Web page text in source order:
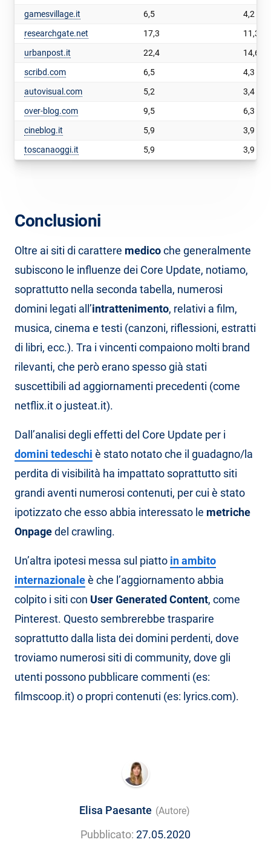
gamesvillage.it 6,5
4,2
researchgate.net
17,3
11,3
urbanpost.it
22,4
14,6
scribd.com
6,5
4,3
autovisual.com
5,2
3,4
over-blog.com
9,5
6,3
cineblog.it
5,9
3,9
toscanaoggi.it
5,9 3,9
Conclusioni
Oltre ai siti di carattere medicoche generalmente
subiscono le influenze dei Core Update, notiamo,
soprattutto nella seconda tabella, numerosi
domini legati all’intrattenimento, relativi a film,
musica, cinema e testi (canzoni, riflessioni, estratti
di libri, ecc.). Tra i vincenti compaiono molti brand
rilevanti, che però erano spesso già stati
suscettibili ad aggiornamenti precedenti (come
netflix.it o justeat.it).
Dall’analisi degli effetti del Core Update per i
domini tedeschi è stato notato che il guadagno/la
perdita di visibilità ha impattato soprattutto siti
grandi aventi numerosi contenuti, per cui è stato
ipotizzato che esso abbia interessato le metriche
Onpagedel crawling.
Un’altra ipotesi messa sul piatto in ambito
internazionaleè che l’aggiornamento abbia
colpito i siti con User Generated Content, come
Pinterest. Questo sembrerebbe trasparire
soprattutto dalla lista dei domini perdenti, dove
troviamo numerosi siti di community, dove gli
utenti possono pubblicare commenti (es:
filmscoop.it) o propri contenuti (es: lyrics.com).
Elisa Paesante (Autore)
Pubblicato: 27.05.2020